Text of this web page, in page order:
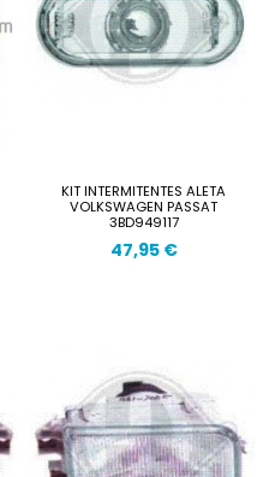
KIT INTERMITENTES ALETA
VOLKSWAGEN PASSAT
3BD949117
47,95 €